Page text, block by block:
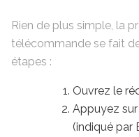
Rien de plus simple, la
télécommande se fait
étapes :
Ouvrez le
Appuyez
(indiqué par